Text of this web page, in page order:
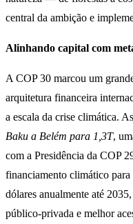
central da ambição e
Alinhando capital com
A COP 30 marcou um
arquitetura financeira
a escala da crise climática.
Baku a Belém para 1,3T,
com a Presidência da COP
financiamento climático
dólares anualmente até
público-privada e melhor